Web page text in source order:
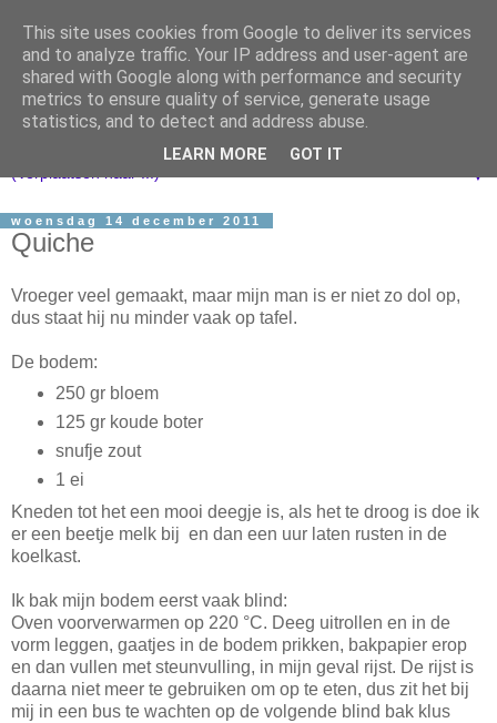
▼
woensdag 14 december 2011
Quiche
Vroeger veel gemaakt, maar mijn man is er niet zo dol op,
dus staat hij nu minder vaak op tafel.
De bodem:
250 gr bloem
125 gr koude boter
snufje zout
1 ei
Kneden tot het een mooi deegje is, als het te droog is doe ik
er een beetje melk bij en dan een uur laten rusten in de
koelkast.
Ik bak mijn bodem eerst vaak blind:
Oven voorverwarmen op 220 °C. Deeg uitrollen en in de
vorm leggen, gaatjes in de bodem prikken, bakpapier erop
en dan vullen met steunvulling, in mijn geval rijst. De rijst is
daarna niet meer te gebruiken om op te eten, dus zit het bij
mij in een bus te wachten op de volgende blind bak klus
This site uses cookies from Google to deliver its services
and to analyze traffic. Your IP address and user-agent are
shared with Google along with performance and security
metrics to ensure quality of service, generate usage
statistics, and to detect and address abuse.
LEARN MORE GOT IT